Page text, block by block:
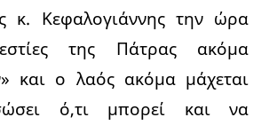
κ. Κεφαλογιάννης την ώρα
της Πάτρας ακόμα
και ο λαός ακόμα μάχεται
ό,τι μπορεί και να